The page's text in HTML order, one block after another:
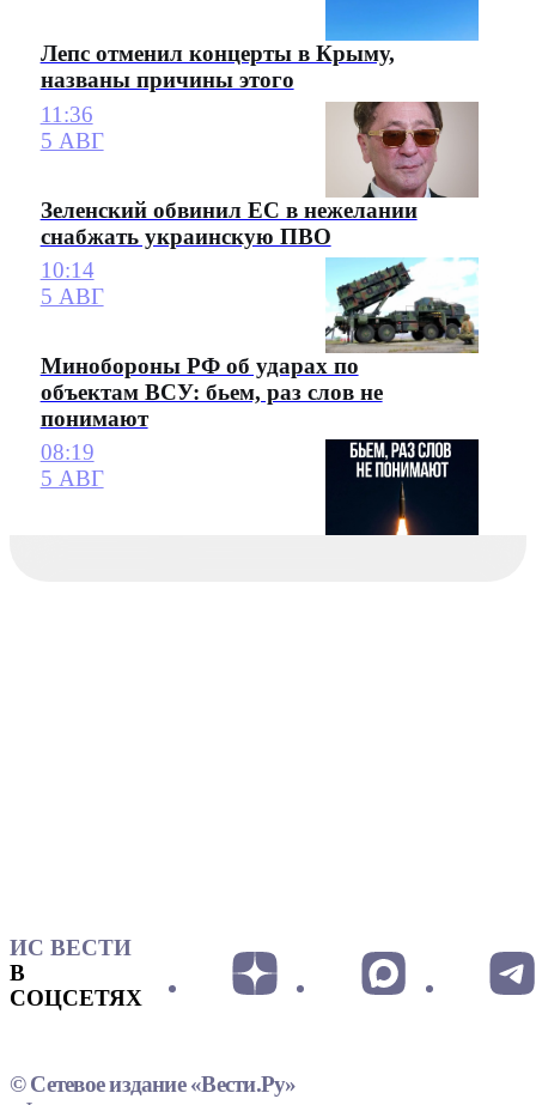
Лепс отменил концерты в Крыму,
названы причины этого
11:36
5 АВГ
Зеленский обвинил ЕС в нежелании
снабжать украинскую ПВО
10:14
5 АВГ
Минобороны РФ об ударах по
объектам ВСУ: бьем, раз слов не
понимают
08:19
5 АВГ
ИС ВЕСТИ
В
СОЦСЕТЯХ
© Сетевое издание «Вести.Ру»